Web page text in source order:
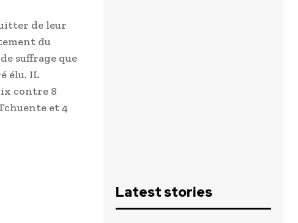
de leur
du
suffrage que
élu. IL
contre 8
et 4
Latest stories